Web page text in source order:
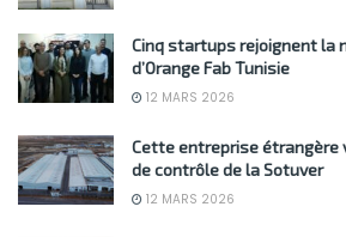
Cinq startups rejoignent la
d’Orange Fab Tunisie
12 MARS 2026
Cette entreprise étrangère
de contrôle de la Sotuver
12 MARS 2026